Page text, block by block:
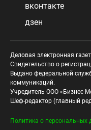
вконтакте
дзен
Деловая электронная
Свидетельство о
Выдано федеральной
коммуникаций.
Учредитель ООО «Бизнес
Шеф-редактор (главный
Политика о персональных